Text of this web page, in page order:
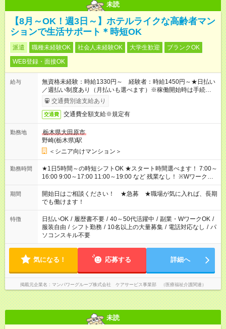
未読
【8月～OK！週3日～】ホテルライクな高齢者マン
ションで生活サポート＊時短OK
派遣 職種未経験OK 社会人未経験OK 大学生歓迎
ブランクOK
WEB登録・面接OK
給与
無資格未経験：時給1330円～ 経験者：時給1450円～★日払い
／週払い制度あり（月払いも選べます）※稼働開始時は手続き完
了次第のお支払いとなります。
交通費別途支給あり
交通費 交通費全額支給※規定有
勤務地
栃木県大田原市
野崎(栃木県)駅
＜シニア向けマンション＞
勤務時間
★1日5時間～の時短シフトOK ★スタート時間選べます！ 7:00～
16:00 9:00～17:00 11:00～19:00 など 残業なし！ ※Wワークの
場合、他のお仕事と合わせ週40時間超の就業はご案内できませ
ん ※法令に基づき、週20時間以上勤務は社会保険への加入対象
となります ※労働者派遣法（日雇い派遣の原則禁止）により、
短時間・短期間の就業はご案内が難しい場合があります
期間
開始日はご相談ください！ ★急募 ★職場が気に入れば、長期
でも働けます！
特徴 日払いOK / 履歴書不要 / 40～50代活躍中 / 副業・WワークOK /
服装自由 / シフト勤務 / 10名以上の大量募集 / 電話対応なし / パ
ソコンスキル不要
気になる！ 応募する 詳細へ
掲載元企業名 マンパワーグループ株式会社 ケアサービス事業部 （医療福祉介護関連）
未読